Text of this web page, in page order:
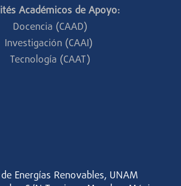
Académicos de Apoyo:
Docencia (CAAD)
Investigación (CAAI)
Tecnología (CAAT)
Energías Renovables, UNAM